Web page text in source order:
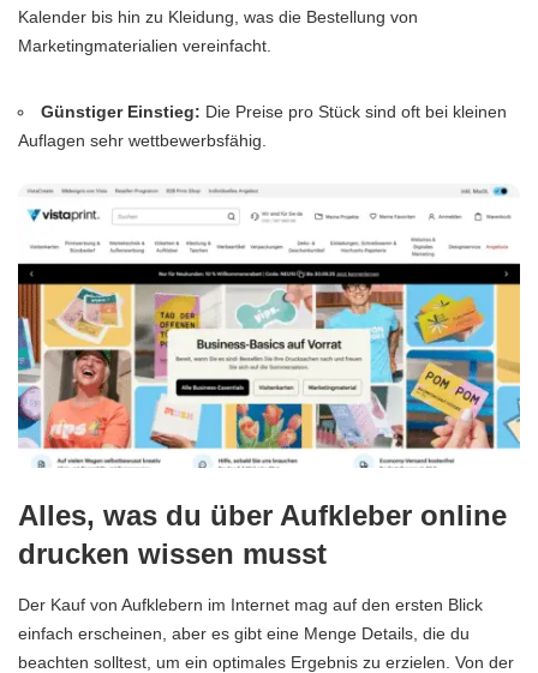
Kalender bis hin zu Kleidung, was die Bestellung von
Marketingmaterialien vereinfacht.
Günstiger Einstieg: Die Preise pro Stück sind oft bei kleinen
Auflagen sehr wettbewerbsfähig.
Alles, was du über Aufkleber online
drucken wissen musst
Der Kauf von Aufklebern im Internet mag auf den ersten Blick
einfach erscheinen, aber es gibt eine Menge Details, die du
beachten solltest, um ein optimales Ergebnis zu erzielen. Von der